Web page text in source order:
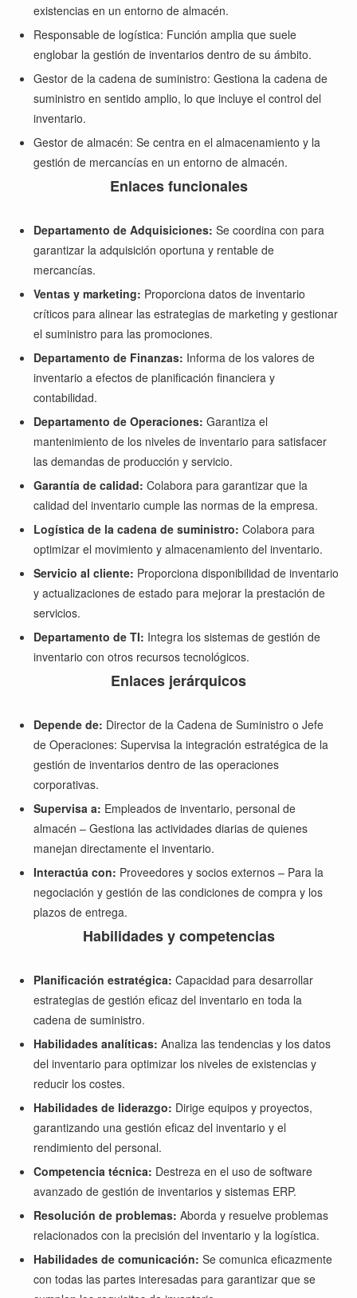
existencias en un entorno de almacén.
Responsable de logística: Función amplia que suele
englobar la gestión de inventarios dentro de su ámbito.
Gestor de la cadena de suministro: Gestiona la cadena de
suministro en sentido amplio, lo que incluye el control del
inventario.
Gestor de almacén: Se centra en el almacenamiento y la
gestión de mercancías en un entorno de almacén.
Enlaces funcionales
Departamento de Adquisiciones: Se coordina con para
garantizar la adquisición oportuna y rentable de
mercancías.
Ventas y marketing: Proporciona datos de inventario
críticos para alinear las estrategias de marketing y gestionar
el suministro para las promociones.
Departamento de Finanzas: Informa de los valores de
inventario a efectos de planificación financiera y
contabilidad.
Departamento de Operaciones: Garantiza el
mantenimiento de los niveles de inventario para satisfacer
las demandas de producción y servicio.
Garantía de calidad: Colabora para garantizar que la
calidad del inventario cumple las normas de la empresa.
Logística de la cadena de suministro: Colabora para
optimizar el movimiento y almacenamiento del inventario.
Servicio al cliente: Proporciona disponibilidad de inventario
y actualizaciones de estado para mejorar la prestación de
servicios.
Departamento de TI: Integra los sistemas de gestión de
inventario con otros recursos tecnológicos.
Enlaces jerárquicos
Depende de: Director de la Cadena de Suministro o Jefe
de Operaciones: Supervisa la integración estratégica de la
gestión de inventarios dentro de las operaciones
corporativas.
Supervisa a: Empleados de inventario, personal de
almacén – Gestiona las actividades diarias de quienes
manejan directamente el inventario.
Interactúa con: Proveedores y socios externos – Para la
negociación y gestión de las condiciones de compra y los
plazos de entrega.
Habilidades y competencias
Planificación estratégica: Capacidad para desarrollar
estrategias de gestión eficaz del inventario en toda la
cadena de suministro.
Habilidades analíticas: Analiza las tendencias y los datos
del inventario para optimizar los niveles de existencias y
reducir los costes.
Habilidades de liderazgo: Dirige equipos y proyectos,
garantizando una gestión eficaz del inventario y el
rendimiento del personal.
Competencia técnica: Destreza en el uso de software
avanzado de gestión de inventarios y sistemas ERP.
Resolución de problemas: Aborda y resuelve problemas
relacionados con la precisión del inventario y la logística.
Habilidades de comunicación: Se comunica eficazmente
con todas las partes interesadas para garantizar que se